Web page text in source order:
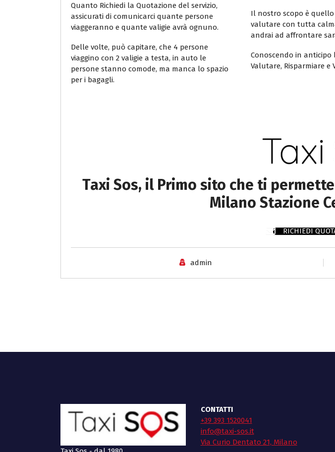
Quanto Richiedi la Quotazione del servizio,
assicurati di comunicarci quante persone
viaggeranno e quante valigie avrà ognuno.
Delle volte, può capitare, che 4 persone
viaggino con 2 valigie a testa, in auto le
persone stanno comode, ma manca lo spazio
per i bagagli.
Il nostro scopo è
valutare con tutta
andrai ad affrontare
Conoscendo in
Valutare, Risparmiare e
Taxi Sos, il Primo sito che ti
Milano Stazione
RICHIEDI
admin
CONTATTI
+39 393 1520041
info@taxi-sos.it
Via Curio Dentato 21, Milano